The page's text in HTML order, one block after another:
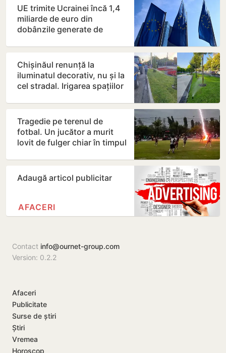
UE trimite Ucrainei încă 1,4
miliarde de euro din
dobânzile generate de
Chișinăul renunță la
iluminatul decorativ, nu și la
cel stradal. Irigarea spațiilor
Tragedie pe terenul de
fotbal. Un jucător a murit
lovit de fulger chiar în timpul
Adaugă articol publicitar
AFACERI
Contact info@ournet-group.com
Version: 0.2.2
Afaceri
Publicitate
Surse de știri
Știri
Vremea
Horoscop